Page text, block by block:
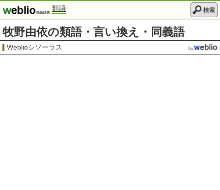
類語 検索
牧野由依の類語・言い換え・同義語
Weblioシソーラス